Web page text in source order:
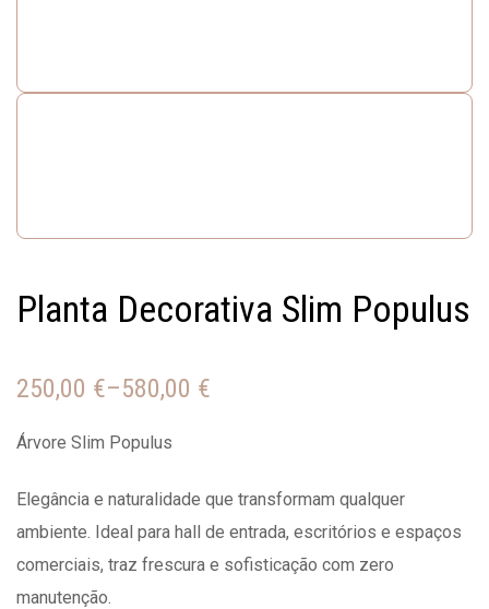
Planta Decorativa Slim Populus
250,00 €–580,00 €
Árvore Slim Populus
Elegância e naturalidade que transformam qualquer
ambiente. Ideal para hall de entrada, escritórios e espaços
comerciais, traz frescura e sofisticação com zero
manutenção.